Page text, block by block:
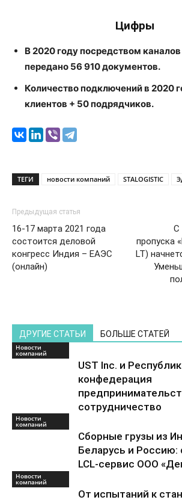
Цифры
В 2020 году посредством
передано 56 910 документов.
Количество подключений в 2020
клиентов + 50 подрядчиков.
ТЕГИ новости компаний STALOGISTIC
Предыдущая статья
16-17 марта 2021 года
состоится деловой
конгресс Индия – ЕАЭС
(онлайн)
С
пропуска
LT)
ДРУГИЕ СТАТЬИ БОЛЬШЕ СТАТЕЙ
Новости
компаний
UST Inc. и
конфедерация
сотрудничество
Новости
компаний
Сборные грузы из
Беларусь и Россию:
LCL-сервис ООО
Новости
компаний
От испытаний к